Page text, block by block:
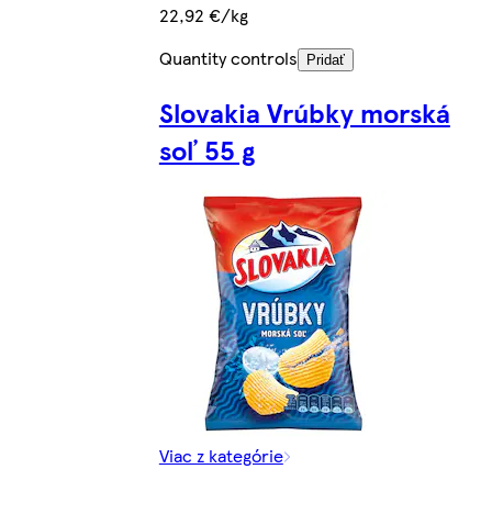
22,92 €/kg
Quantity controls
Pridať
Slovakia Vrúbky morská
soľ 55 g
Viac z kategórie